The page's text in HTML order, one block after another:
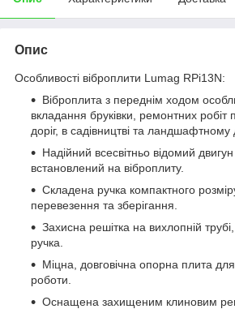
Опис
Особливості віброплити Lumag RPi13N:
Віброплита з переднім ходом
вкладання бруківки, ремонтних робіт
доріг, в садівництві та ландшафтному
Надійний всесвітньо відомий
встановлений на віброплиту.
Складена ручка компактного
перевезення та зберігання.
Захисна решітка на вихлопній
ручка.
Міцна, довговічна опорна плита
роботи.
Оснащена захищеним клиновим